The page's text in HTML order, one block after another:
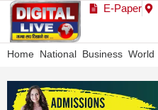
E-Paper
Home National Business World